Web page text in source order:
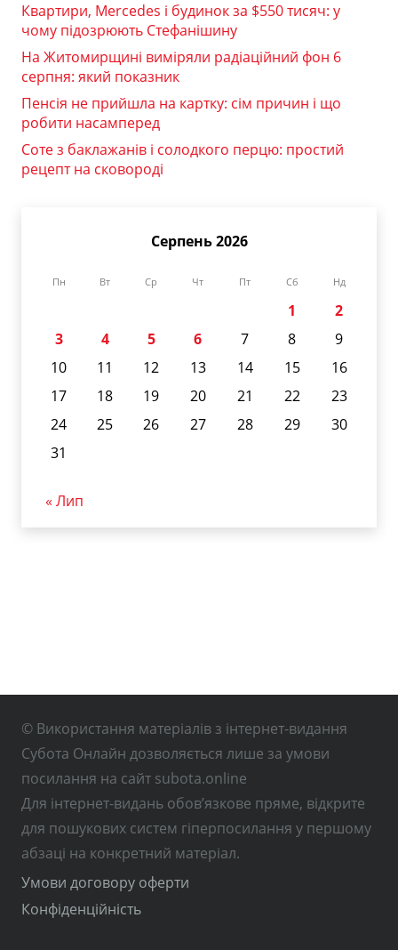
Квартири, Mercedes і будинок за $550 тисяч: у
чому підозрюють Стефанішину
На Житомирщині виміряли радіаційний фон 6
серпня: який показник
Пенсія не прийшла на картку: сім причин і що
робити насамперед
Соте з баклажанів і солодкого перцю: простий
рецепт на сковороді
Серпень 2026
Пн Вт Ср Чт Пт Сб Нд
1
2
3
4 5 6 7 8
9
10
11 12 13 14 15
16
17
18 19 20 21 22
23
24
25 26 27 28 29
30
31
« Лип
© Використання матеріалів з інтернет-видання
Субота Онлайн дозволяється лише за умови
посилання на сайт subota.online
Для інтернет-видань обов’язкове пряме, відкрите
для пошукових систем гіперпосилання у першому
абзаці на конкретний матеріал.
Умови договору оферти
Конфіденційність